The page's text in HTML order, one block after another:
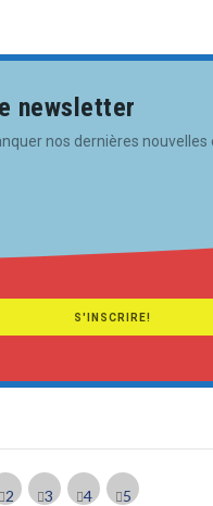
newsletter
nos dernières nouvelles
S'INSCRIRE!